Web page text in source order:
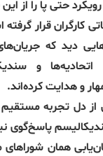
حتی پا را از
کارگران قرار
دید که
اتحادیه‌ها و
و هدایت کرده‌اند.
از دل تجربه مستقیم
پاسخ‌گوی
همان